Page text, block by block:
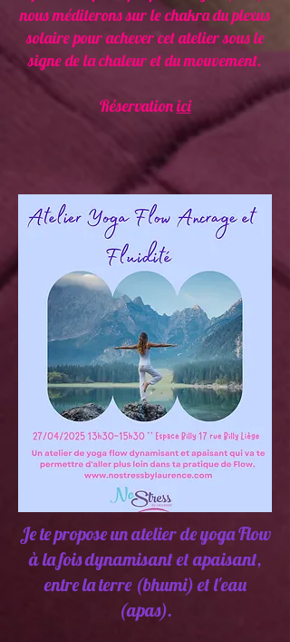
nous méditerons sur le chakra du plexus
solaire pour achever cet atelier sous le
signe de la chaleur et du mouvement.
Réservationici
Je te propose un atelier de yoga Flow
à la fois dynamisant et apaisant,
entre la terre (bhumi) et l'eau
(apas).